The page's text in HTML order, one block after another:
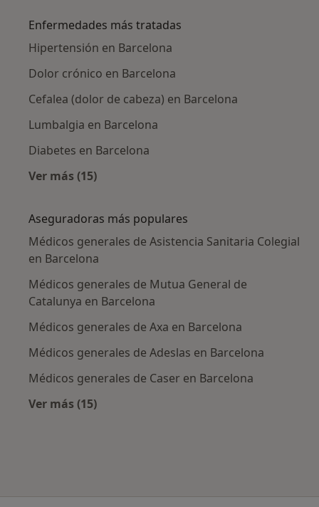
Enfermedades más tratadas
Hipertensión en Barcelona
Dolor crónico en Barcelona
Cefalea (dolor de cabeza) en Barcelona
Lumbalgia en Barcelona
Diabetes en Barcelona
Ver más (15)
Aseguradoras más populares
Médicos generales de Asistencia Sanitaria Colegial
en Barcelona
Médicos generales de Mutua General de
Catalunya en Barcelona
Médicos generales de Axa en Barcelona
Médicos generales de Adeslas en Barcelona
Médicos generales de Caser en Barcelona
Ver más (15)